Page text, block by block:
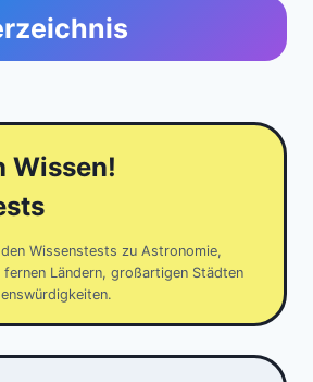
Wissen!
Wissenstests zu Astronomie,
Ländern, großartigen Städten